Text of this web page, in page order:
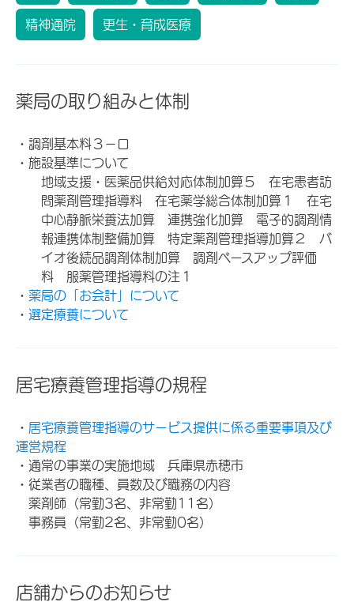
精神通院 更生・育成医療
薬局の取り組みと体制
・調剤基本料３－ロ
・施設基準について
地域支援・医薬品供給対応体制加算５ 在宅患者訪
問薬剤管理指導料 在宅薬学総合体制加算１ 在宅
中心静脈栄養法加算 連携強化加算 電子的調剤情
報連携体制整備加算 特定薬剤管理指導加算２ バ
イオ後続品調剤体制加算 調剤ベースアップ評価
料 服薬管理指導料の注１
・ 薬局の「お会計」について
・ 選定療養について
居宅療養管理指導の規程
・ 居宅療養管理指導のサービス提供に係る重要事項及び
運営規程
・通常の事業の実施地域 兵庫県赤穂市
・従業者の職種、員数及び職務の内容
薬剤師（常勤3名、非常勤11名）
事務員（常勤2名、非常勤0名）
店舗からのお知らせ